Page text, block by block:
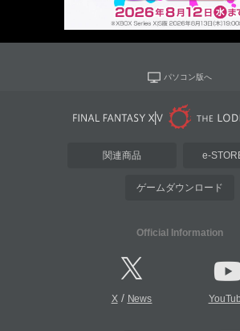
パソコン版へ
関連商品 e-
ゲームダウンロード
Official Information
X/ News